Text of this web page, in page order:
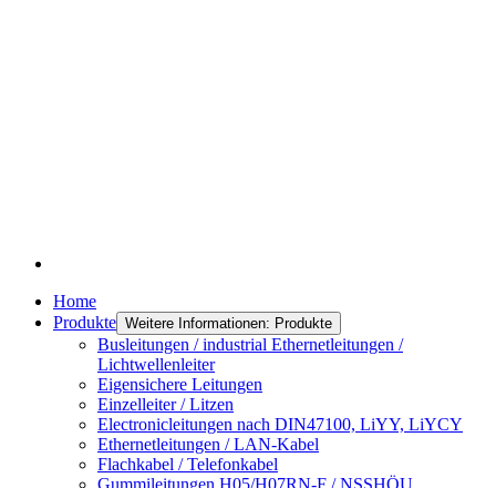
Home
Produkte Weitere Informationen: Produkte
Busleitungen / industrial Ethernetleitungen /
Lichtwellenleiter
Eigensichere Leitungen
Einzelleiter / Litzen
Electronicleitungen nach DIN47100, LiYY, LiYCY
Ethernetleitungen / LAN-Kabel
Flachkabel / Telefonkabel
Gummileitungen H05/H07RN-F / NSSHÖU